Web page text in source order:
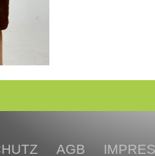
AGB